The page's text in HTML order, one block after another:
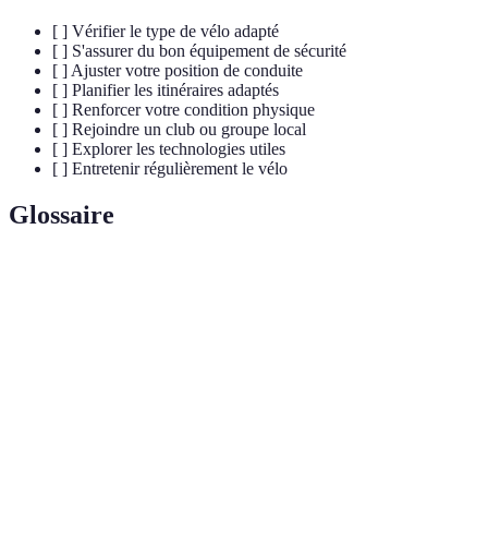
[ ] Vérifier le type de vélo adapté
[ ] S'assurer du bon équipement de sécurité
[ ] Ajuster votre position de conduite
[ ] Planifier les itinéraires adaptés
[ ] Renforcer votre condition physique
[ ] Rejoindre un club ou groupe local
[ ] Explorer les technologies utiles
[ ] Entretenir régulièrement le vélo
Glossaire